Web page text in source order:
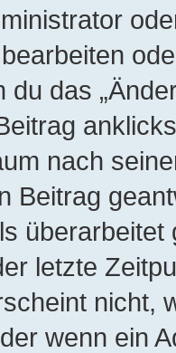
du das
nach
Beitrag
letzte
nicht,
wenn ein